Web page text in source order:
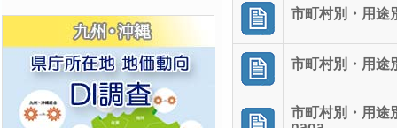
市町村別・用途
市町村別・用途
市町村別・用途